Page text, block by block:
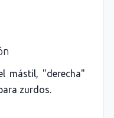
mástil, "derecha"
zurdos.